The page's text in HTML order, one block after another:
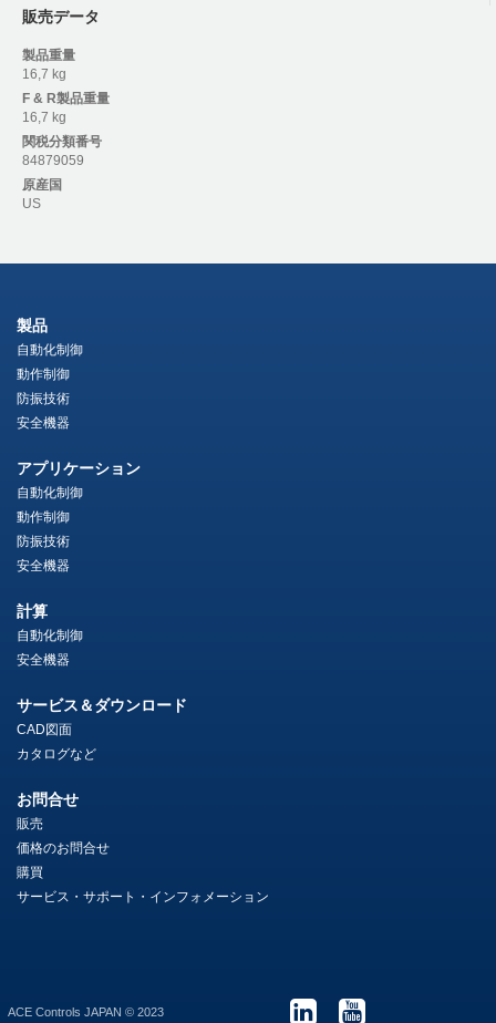
販売データ
製品重量
16,7 kg
F & R製品重量
16,7 kg
関税分類番号
84879059
原産国
US
製品
自動化制御
動作制御
防振技術
安全機器
アプリケーション
自動化制御
動作制御
防振技術
安全機器
計算
自動化制御
安全機器
サービス＆ダウンロード
CAD図面
カタログなど
お問合せ
販売
価格のお問合せ
購買
サービス・サポート・インフォメーション
ACE Controls JAPAN © 2023